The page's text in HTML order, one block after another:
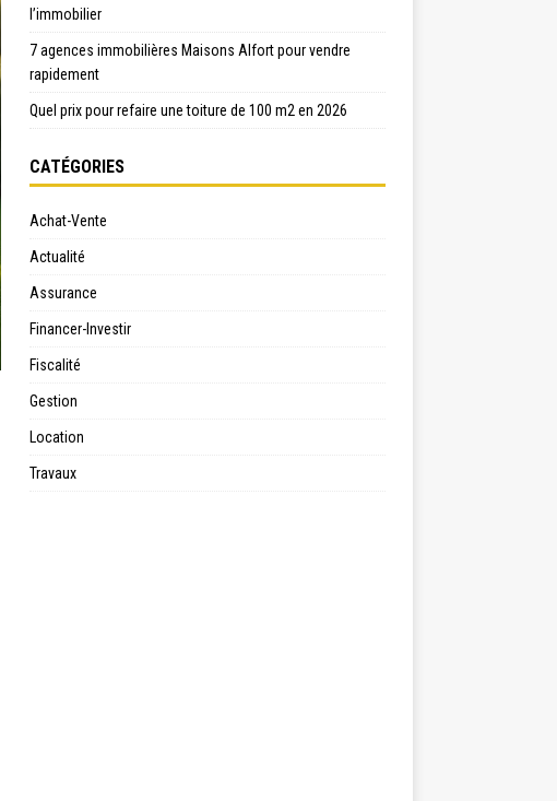
l’immobilier
7 agences immobilières Maisons Alfort pour vendre
rapidement
Quel prix pour refaire une toiture de 100 m2 en 2026
CATÉGORIES
Achat-Vente
Actualité
Assurance
Financer-Investir
Fiscalité
Gestion
Location
Travaux